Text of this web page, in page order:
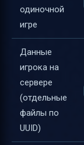
одиночной
игре
Данные
игрока на
сервере
(отдельные
файлы по
UUID)